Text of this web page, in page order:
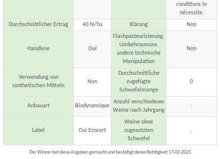
conditions le
nécessite.
Durchschnittlicher Ertrag
40 hl/ha Klärung Non
Handlese Oui
Flashpasteurisierung,
Umkehrosmose,
andere technische
Manipulation
Non
Verwendung von
synthetischen Mitteln
Non
Durchschnittliche
zugefügte
Schwefelmenge
0
Anbauart Biodynamique
Anzahl verschiedener
Weine nach Jahrgang
.
Label Oui Ecocert
Weine ohne
zugesetzten
Schwefel
.
Der Winzer hat diese Angaben gemacht und bestätigt deren Richtigkeit 17-02-2025